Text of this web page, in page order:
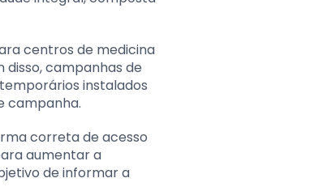
centros de medicina
disso, campanhas de
instalados
campanha.
correta de acesso
aumentar a
de informar a